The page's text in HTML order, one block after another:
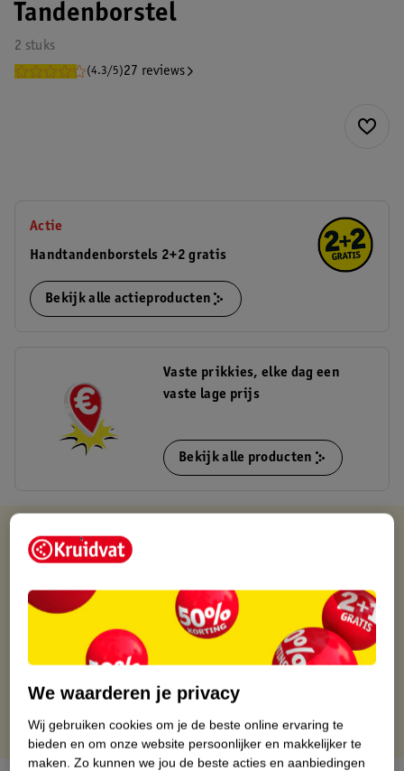
Tandenborstel
2 stuks
(4.3/5)27 reviews
Actie
Handtandenborstels 2+2 gratis
Bekijk alle actieproducten
Vaste prikkies, elke dag een
vaste lage prijs
Bekijk alle producten
Kruidvat is altijd voordelig
Op werkdagen voor 22:00 uur besteld, volgende dag in huis
Gratis thuisbezorgd vanaf 50.00
Gratis retourneren binnen 30 dagen
Gratis punten met je Kruidvat kaart
We waarderen je privacy
Wij gebruiken cookies om je de beste online ervaring te
bieden en om onze website persoonlijker en makkelijker te
maken. Zo kunnen we jou de beste acties en aanbiedingen